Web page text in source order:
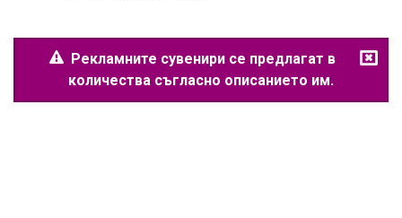
Рекламните сувенири се предлагат в
количества съгласно описанието им.